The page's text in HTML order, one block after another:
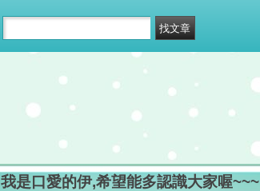
我是口愛的伊,希望能多認識大家喔~~~